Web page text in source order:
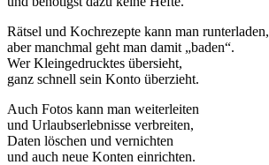
Rätsel und Kochrezepte kann man runterladen,
aber manchmal geht man damit
baden .
Wer Kleingedrucktes übersieht,
ganz schnell sein Konto überzieht.
Auch Fotos kann man weiterleiten
und Urlaubserlebnisse verbreiten,
Daten löschen und vernichten
und auch neue Konten einrichten.